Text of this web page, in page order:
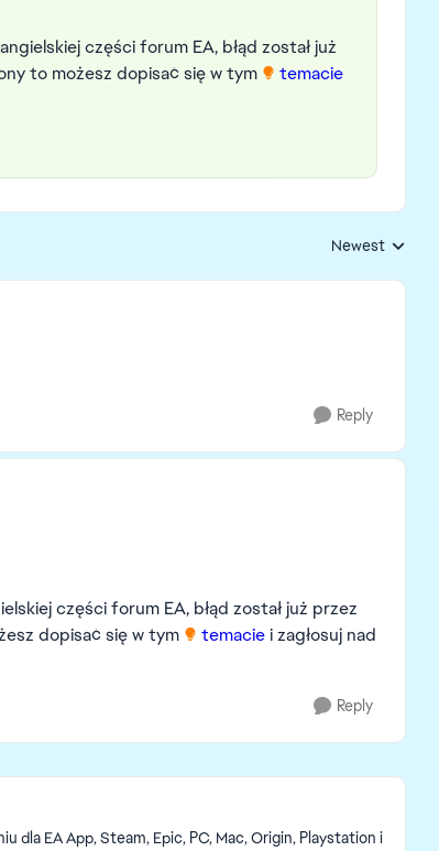
części forum EA, błąd został już
to możesz dopisać się w tym
temacie
Replies sorted by
Newest
Reply
części forum EA, błąd został już przez
dopisać się w tym
temacie i zagłosuj nad
Reply
dla EA App, Steam, Epic, PC, Mac, Origin, Playstation i